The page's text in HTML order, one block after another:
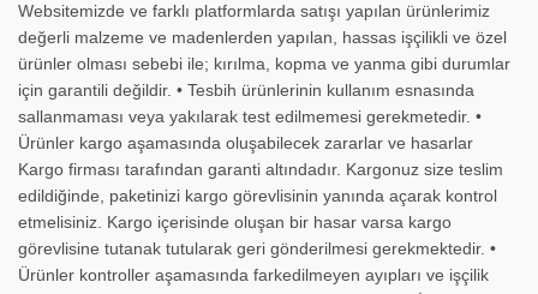
Websitemizde ve farklı platformlarda satışı yapılan ürünlerimiz
değerli malzeme ve madenlerden yapılan, hassas işçilikli ve özel
ürünler olması sebebi ile; kırılma, kopma ve yanma gibi durumlar
için garantili değildir. • Tesbih ürünlerinin kullanım esnasında
sallanmaması veya yakılarak test edilmemesi gerekmetedir. •
Ürünler kargo aşamasında oluşabilecek zararlar ve hasarlar
Kargo firması tarafından garanti altındadır. Kargonuz size teslim
edildiğinde, paketinizi kargo görevlisinin yanında açarak kontrol
etmelisiniz. Kargo içerisinde oluşan bir hasar varsa kargo
görevlisine tutanak tutularak geri gönderilmesi gerekmektedir. •
Ürünler kontroller aşamasında farkedilmeyen ayıpları ve işçilik